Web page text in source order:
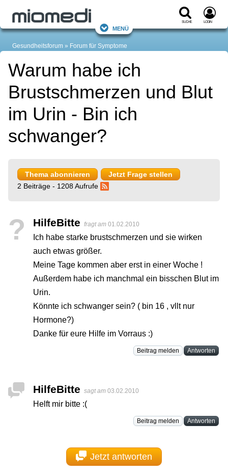
Suche Login
Menü
Gesundheitsforum Forum für Symptome
Warum habe ich
Brustschmerzen und Blut
im Urin - Bin ich
schwanger?
Thema abonnieren
Jetzt Frage stellen
2 Beiträge - 1208 Aufrufe
? HilfeBitte fragt am 01.02.2010
Ich habe starke brustschmerzen und sie wirken
auch etwas größer.
Meine Tage kommen aber erst in einer Woche !
Außerdem habe ich manchmal ein bisschen Blut im
Urin.
Könnte ich schwanger sein? ( bin 16 , vllt nur
Hormone?)
Danke für eure Hilfe im Vorraus :)
Beitrag melden Antworten
HilfeBitte sagt am 03.02.2010
Helft mir bitte :(
Beitrag melden Antworten
Jetzt antworten